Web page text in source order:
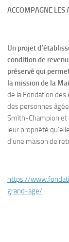
ACCOMPAGNE LES
Un projet
condition de
préservé qui
la mission de la
de la Fondation
des personnes
Smith-Champion et
leur propriété
d’une maison de
https://www.
grand-age/